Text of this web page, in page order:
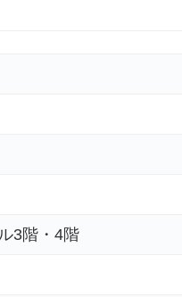
3階・4階